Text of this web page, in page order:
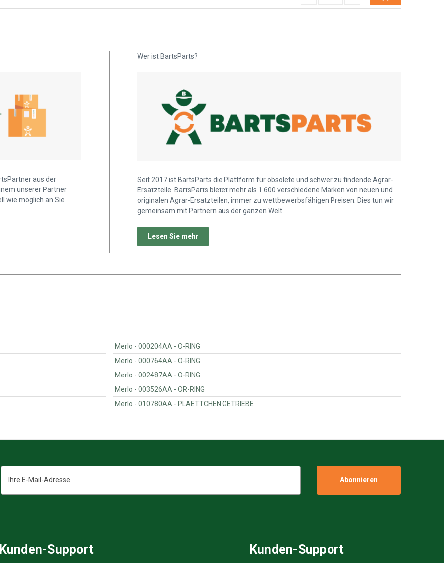
aus der
unserer Partner
wie möglich an Sie
Wer ist BartsParts?
Seit 2017 ist BartsParts die Plattform für obsolete und schwer zu findende Agrar-
Ersatzteile. BartsParts bietet mehr als 1.600 verschiedene Marken von neuen und
originalen Agrar-Ersatzteilen, immer zu wettbewerbsfähigen Preisen. Dies tun wir
gemeinsam mit Partnern aus der ganzen Welt.
Lesen Sie mehr
Merlo - 000204AA - O-RING
Merlo - 000764AA - O-RING
Merlo - 002487AA - O-RING
Merlo - 003526AA - OR-RING
Merlo - 010780AA - PLAETTCHEN GETRIEBE
Mail-
Kunden-Support Kunden-Support